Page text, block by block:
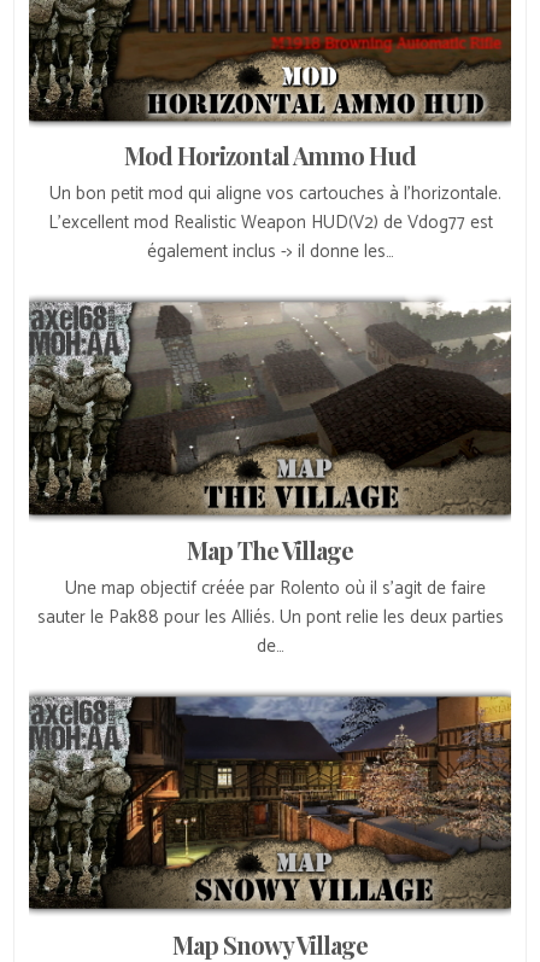
Mod Horizontal Ammo Hud
Un bon petit mod qui aligne vos cartouches à l’horizontale.
L’excellent mod Realistic Weapon HUD(V2) de Vdog77 est
également inclus -> il donne les…
Map The Village
Une map objectif créée par Rolento où il s’agit de faire
sauter le Pak88 pour les Alliés. Un pont relie les deux parties
de…
Map Snowy Village